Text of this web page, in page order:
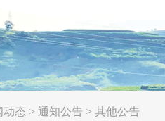
动态 > 通知公告 > 其他公告